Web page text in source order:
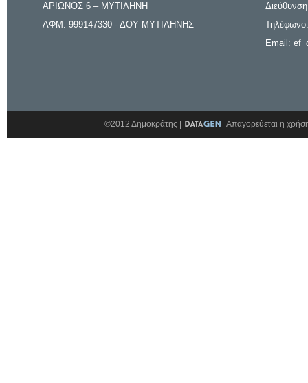
ΑΡΙΩΝΟΣ 6 – ΜΥΤΙΛΗΝΗ
ΑΦΜ: 999147330 - ΔΟΥ ΜΥΤΙΛΗΝΗΣ
Email:
©2012 Δημοκράτης | Απαγορεύεται η